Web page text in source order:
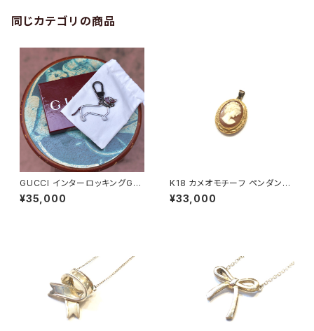
同じカテゴリの商品
GUCCI インターロッキングGド
ッグ キーホルダー
¥35,000
K18 カメオモチーフ ペンダント
トップ
¥33,000